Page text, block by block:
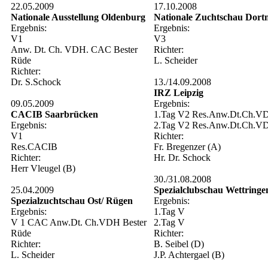
22.05.2009
Nationale Ausstellung Oldenburg
Ergebnis:
V1
Anw. Dt. Ch. VDH. CAC Bester
Rüde
Richter:
Dr. S.Schock
09.05.2009
CACIB Saarbrücken
Ergebnis:
V1
Res.CACIB
Richter:
Herr Vleugel (B)
25.04.2009
Spezialzuchtschau Ost/ Rügen
Ergebnis:
V 1 CAC Anw.Dt. Ch.VDH Bester
Rüde
Richter:
L. Scheider
17.10.2008
Nationale Zuchtschau
Ergebnis:
V3
Richter:
L. Scheider
13./14.09.2008
IRZ Leipzig
Ergebnis:
1.Tag V2
2.Tag V2
Richter:
Fr. Bregenzer (A)
Hr. Dr. Schock
30./31.08.2008
Spezialclubschau
Ergebnis:
1.Tag V
2.Tag V
Richter:
B. Seibel (D)
J.P. Achtergael (B)